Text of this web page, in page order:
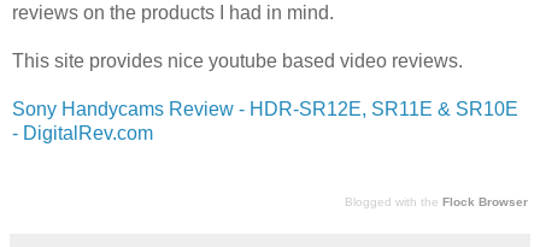
reviews on the products I had in mind.
This site provides nice youtube based video reviews.
Sony Handycams Review - HDR-SR12E, SR11E & SR10E
- DigitalRev.com
Blogged with the Flock Browser